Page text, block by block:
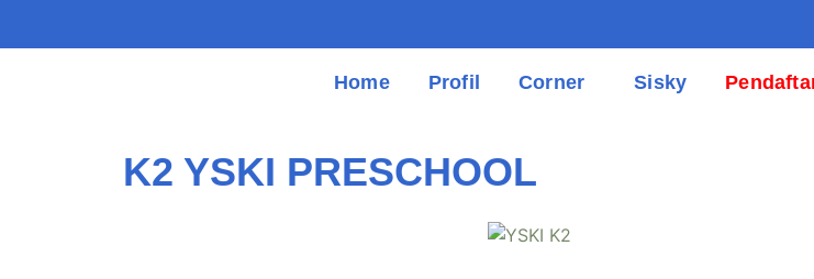
Home Profil Corner Sisky
K2 YSKI PRESCHOOL